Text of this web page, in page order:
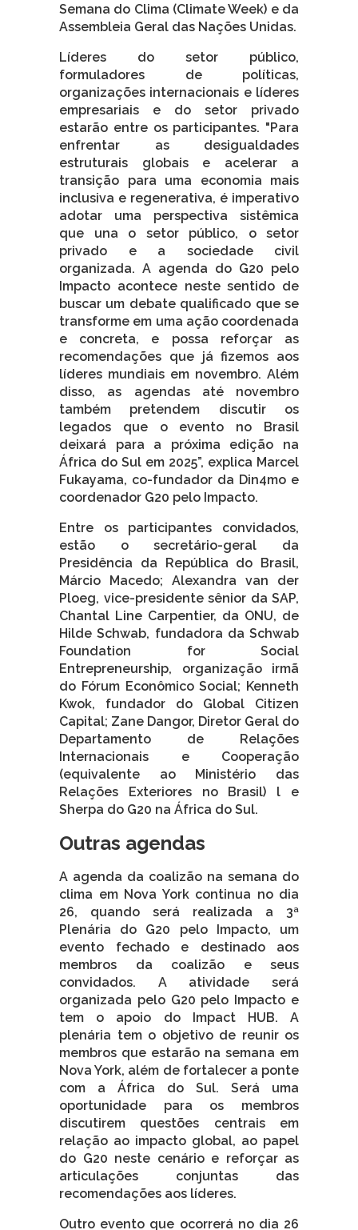
Semana do Clima (Climate Week) e da
Assembleia Geral das Nações Unidas.
Líderes do setor público,
formuladores de políticas,
organizações internacionais e líderes
empresariais e do setor privado
estarão entre os participantes. "Para
enfrentar as desigualdades
estruturais globais e acelerar a
transição para uma economia mais
inclusiva e regenerativa, é imperativo
adotar uma perspectiva sistêmica
que una o setor público, o setor
privado e a sociedade civil
organizada. A agenda do G20 pelo
Impacto acontece neste sentido de
buscar um debate qualificado que se
transforme em uma ação coordenada
e concreta, e possa reforçar as
recomendações que já fizemos aos
líderes mundiais em novembro. Além
disso, as agendas até novembro
também pretendem discutir os
legados que o evento no Brasil
deixará para a próxima edição na
África do Sul em 2025”, explica Marcel
Fukayama, co-fundador da Din4mo e
coordenador G20 pelo Impacto.
Entre os participantes convidados,
estão o secretário-geral da
Presidência da República do Brasil,
Márcio Macedo; Alexandra van der
Ploeg, vice-presidente sênior da SAP,
Chantal Line Carpentier, da ONU, de
Hilde Schwab, fundadora da Schwab
Foundation for Social
Entrepreneurship, organização irmã
do Fórum Econômico Social; Kenneth
Kwok, fundador do Global Citizen
Capital; Zane Dangor, Diretor Geral do
Departamento de Relações
Internacionais e Cooperação
(equivalente ao Ministério das
Relações Exteriores no Brasil) l e
Sherpa do G20 na África do Sul.
Outras agendas
A agenda da coalizão na semana do
clima em Nova York continua no dia
26, quando será realizada a 3ª
Plenária do G20 pelo Impacto, um
evento fechado e destinado aos
membros da coalizão e seus
convidados. A atividade será
organizada pelo G20 pelo Impacto e
tem o apoio do Impact HUB. A
plenária tem o objetivo de reunir os
membros que estarão na semana em
Nova York, além de fortalecer a ponte
com a África do Sul. Será uma
oportunidade para os membros
discutirem questões centrais em
relação ao impacto global, ao papel
do G20 neste cenário e reforçar as
articulações conjuntas das
recomendações aos líderes.
Outro evento que ocorrerá no dia 26